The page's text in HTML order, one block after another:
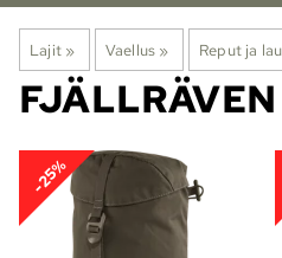
Lajit ‪» Vaellus ‪» Reput ja
FJÄLLRÄVEN
-25%